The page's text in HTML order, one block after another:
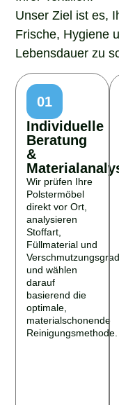
Unser Ziel ist es,
Frische, Hygiene
Lebensdauer zu
01
Individuelle
Beratung
&
Wir prüfen Ihre
Polstermöbel
direkt vor Ort,
analysieren
Stoffart,
Füllmaterial und
Verschmutzungsgrad
und wählen
darauf
basierend die
optimale,
materialschonende
Reinigungsmethode.